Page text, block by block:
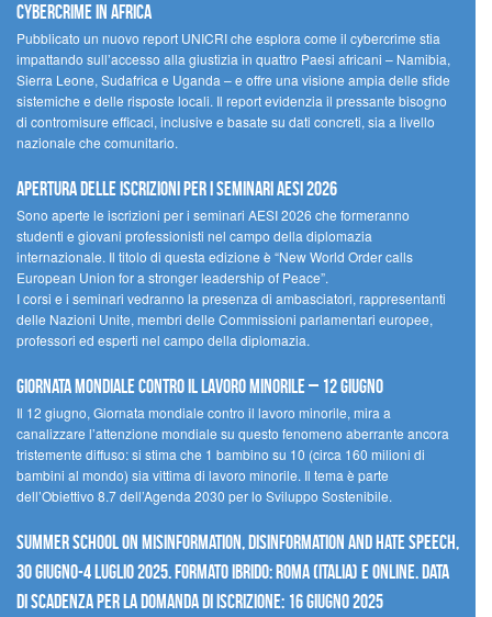
cybercrime in Africa
Pubblicato un nuovo report UNICRI che esplora come il cybercrime stia
impattando sull’accesso alla giustizia in quattro Paesi africani – Namibia,
Sierra Leone, Sudafrica e Uganda – e offre una visione ampia delle sfide
sistemiche e delle risposte locali. Il report evidenzia il pressante bisogno
di contromisure efficaci, inclusive e basate su dati concreti, sia a livello
nazionale che comunitario.
Apertura delle iscrizioni per i seminari AESI 2026
Sono aperte le iscrizioni per i seminari AESI 2026 che formeranno
studenti e giovani professionisti nel campo della diplomazia
internazionale. Il titolo di questa edizione è “New World Order calls
European Union for a stronger leadership of Peace”.
I corsi e i seminari vedranno la presenza di ambasciatori, rappresentanti
delle Nazioni Unite, membri delle Commissioni parlamentari europee,
professori ed esperti nel campo della diplomazia.
Giornata mondiale contro il lavoro minorile – 12 giugno
Il 12 giugno, Giornata mondiale contro il lavoro minorile, mira a
canalizzare l’attenzione mondiale su questo fenomeno aberrante ancora
tristemente diffuso: si stima che 1 bambino su 10 (circa 160 milioni di
bambini al mondo) sia vittima di lavoro minorile. Il tema è parte
dell’Obiettivo 8.7 dell’Agenda 2030 per lo Sviluppo Sostenibile.
Summer School on Misinformation, Disinformation and Hate Speech,
30 giugno-4 luglio 2025. Formato ibrido: Roma (Italia) e online. Data
di scadenza per la domanda di iscrizione: 16 giugno 2025